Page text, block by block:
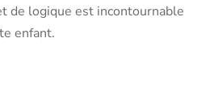
de logique est incontournable
enfant.